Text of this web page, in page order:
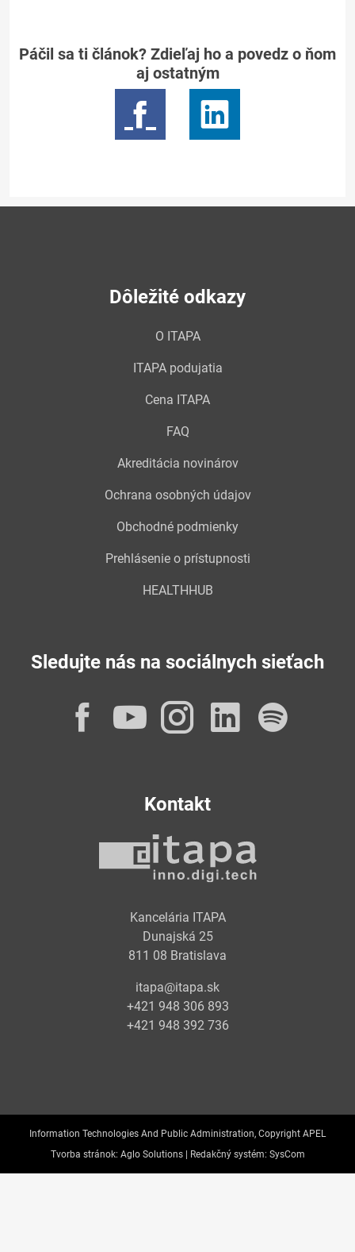
Páčil sa ti článok? Zdieľaj ho a povedz o ňom
aj ostatným
Dôležité odkazy
O ITAPA
ITAPA podujatia
Cena ITAPA
FAQ
Akreditácia novinárov
Ochrana osobných údajov
Obchodné podmienky
Prehlásenie o prístupnosti
HEALTHHUB
Sledujte nás na sociálnych sieťach
Facebook
YouTube
Instagram
Kontakt
Kancelária ITAPA
Dunajská 25
811 08 Bratislava
itapa@itapa.sk
+421 948 306 893
+421 948 392 736
Information Technologies And Public Administration, Copyright APEL
Tvorba stránok: Aglo Solutions | Redakčný systém: SysCom